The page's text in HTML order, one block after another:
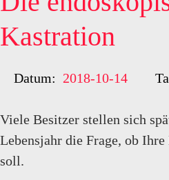
Kastration
Datum: 2018-10-14
Viele Besitzer stellen sich
Lebensjahr die Frage, ob
soll.